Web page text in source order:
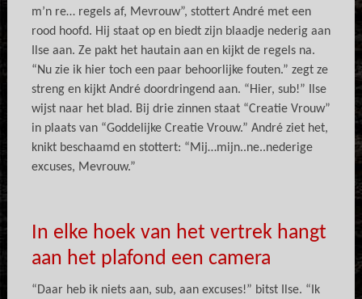
m’n re… regels af, Mevrouw”, stottert André met een
rood hoofd. Hij staat op en biedt zijn blaadje nederig aan
Ilse aan. Ze pakt het hautain aan en kijkt de regels na.
“Nu zie ik hier toch een paar behoorlijke fouten.” zegt ze
streng en kijkt André doordringend aan. “Hier, sub!” Ilse
wijst naar het blad. Bij drie zinnen staat “Creatie Vrouw”
in plaats van “Goddelijke Creatie Vrouw.” André ziet het,
knikt beschaamd en stottert: “Mij…mijn..ne..nederige
excuses, Mevrouw.”
In elke hoek van het vertrek hangt
aan het plafond een camera
“Daar heb ik niets aan, sub, aan excuses!” bitst Ilse. “Ik